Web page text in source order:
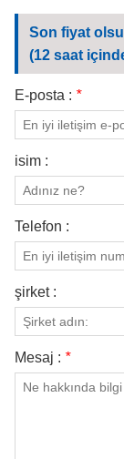
Son fiyat
(12 saat
E-posta : *
isim :
Telefon :
şirket :
Mesaj : *